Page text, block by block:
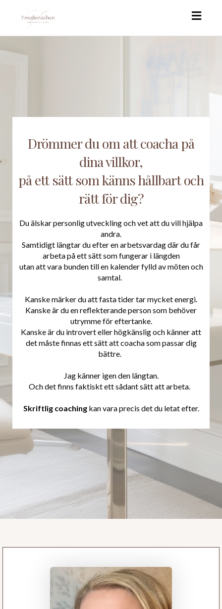
Drömmer du om att coacha på
dina villkor,
på ett sätt som känns hållbart och
rätt för dig?
Du älskar personlig utveckling och vet att du vill hjälpa
andra.
Samtidigt längtar du efter en arbetsvardag där du får
arbeta på ett sätt som fungerar i längden
utan att vara bunden till en kalender fylld av möten och
samtal.
Kanske märker du att fasta tider tar mycket energi.
Kanske är du en reflekterande person som behöver
utrymme för eftertanke.
Kanske är du introvert eller högkänslig och känner att
det måste finnas ett sätt att coacha som passar dig
bättre.
Jag känner igen den längtan.
Och det finns faktiskt ett sådant sätt att arbeta.
Skriftlig coachingkan vara precis det du letat efter.